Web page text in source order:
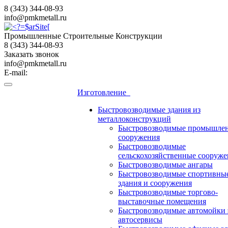
8 (343) 344-08-93
info@pmkmetall.ru
Промышленные Строительные Конструкции
8 (343) 344-08-93
Заказать звонок
info@pmkmetall.ru
E-mail:
Изготовление
Быстровозводимые здания из
металлоконструкций
Быстровозводимые
сооружения
Быстровозводимые
сельскохозяйственные
Быстровозводимые ангары
Быстровозводимые
здания и сооружения
Быстровозводимые торгово-
выставочные помещения
Быстровозводимые автомойки
автосервисы